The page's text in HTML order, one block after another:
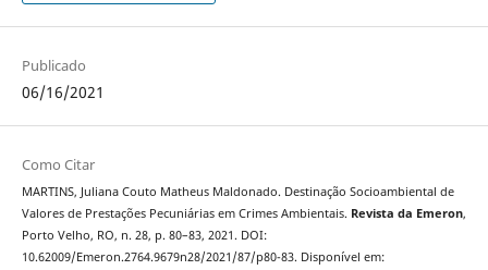
Publicado
06/16/2021
Como Citar
MARTINS, Juliana Couto Matheus Maldonado. Destinação Socioambiental de
Valores de Prestações Pecuniárias em Crimes Ambientais. Revista da Emeron,
Porto Velho, RO, n. 28, p. 80–83, 2021. DOI:
10.62009/Emeron.2764.9679n28/2021/87/p80-83. Disponível em: